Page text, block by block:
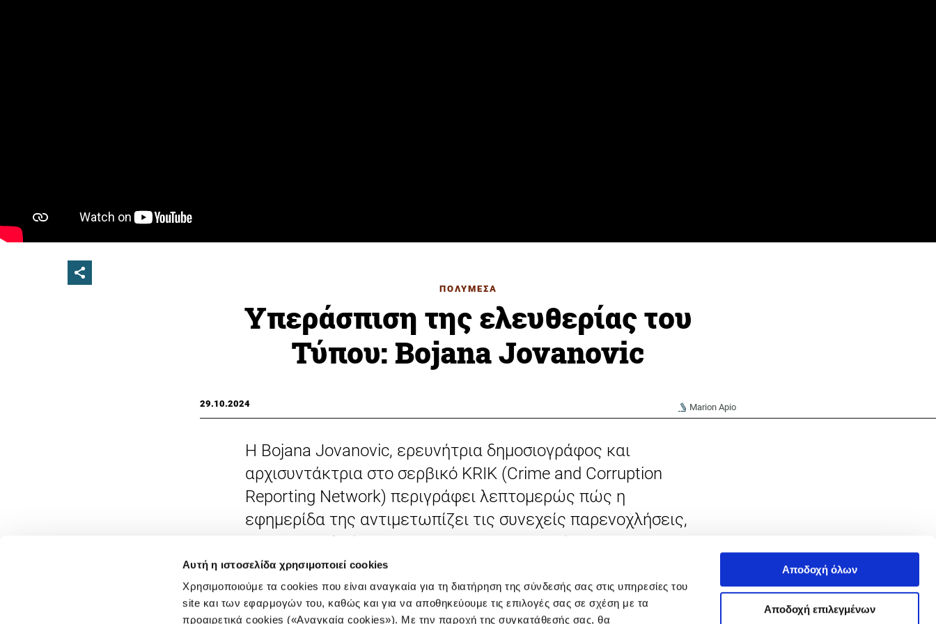
Αυτή η ιστοσελίδα χρησιμοποιεί cookies
Χρησιμοποιούμε τα cookies που είναι αναγκαία για τη διατήρηση της σύνδεσής σας στις υπηρεσίες του
site και των εφαρμογών του, καθώς και για να αποθηκεύουμε τις επιλογές σας σε σχέση με τα
προαιρετικά cookies («Αναγκαία cookies»). Με την παροχή της συγκατάθεσής σας, θα
Αποδοχή όλων
Αποδοχή επιλεγμένων
ΠΟΛΥΜΕΣΑ
Υπεράσπιση της ελευθερίας του
Τύπου: Bojana Jovanovic
29.10.2024 Marion Apio
Η Bojana Jovanovic, ερευνήτρια δημοσιογράφος και
αρχισυντάκτρια στο σερβικό KRIK (Crime and Corruption
Reporting Network) περιγράφει λεπτομερώς πώς η
εφημερίδα της αντιμετωπίζει τις συνεχείς παρενοχλήσεις,
την παρακολούθηση και τα SLAPPS. Η συνέντευξη
διεξήχθη κατά τη διάρκεια του Διεθνούς Φόρουμ
Δημοσιογραφίας του iMEdD 2024 στην Αθήνα από την
μεταπτυχιακή φοιτήτρια δημοσιογραφίας του UC Berkeley